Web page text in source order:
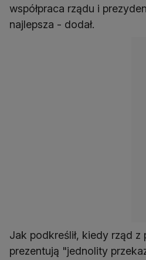
współpraca rządu i
najlepsza - dodał.
Jak podkreślił, kiedy rząd z
prezentują "jednolity